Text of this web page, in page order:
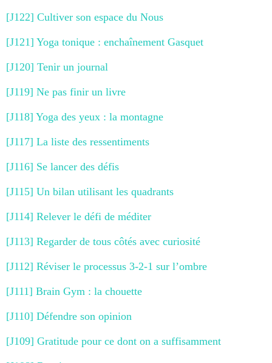
[J122] Cultiver son espace du Nous
[J121] Yoga tonique : enchaînement Gasquet
[J120] Tenir un journal
[J119] Ne pas finir un livre
[J118] Yoga des yeux : la montagne
[J117] La liste des ressentiments
[J116] Se lancer des défis
[J115] Un bilan utilisant les quadrants
[J114] Relever le défi de méditer
[J113] Regarder de tous côtés avec curiosité
[J112] Réviser le processus 3-2-1 sur l’ombre
[J111] Brain Gym : la chouette
[J110] Défendre son opinion
[J109] Gratitude pour ce dont on a suffisamment